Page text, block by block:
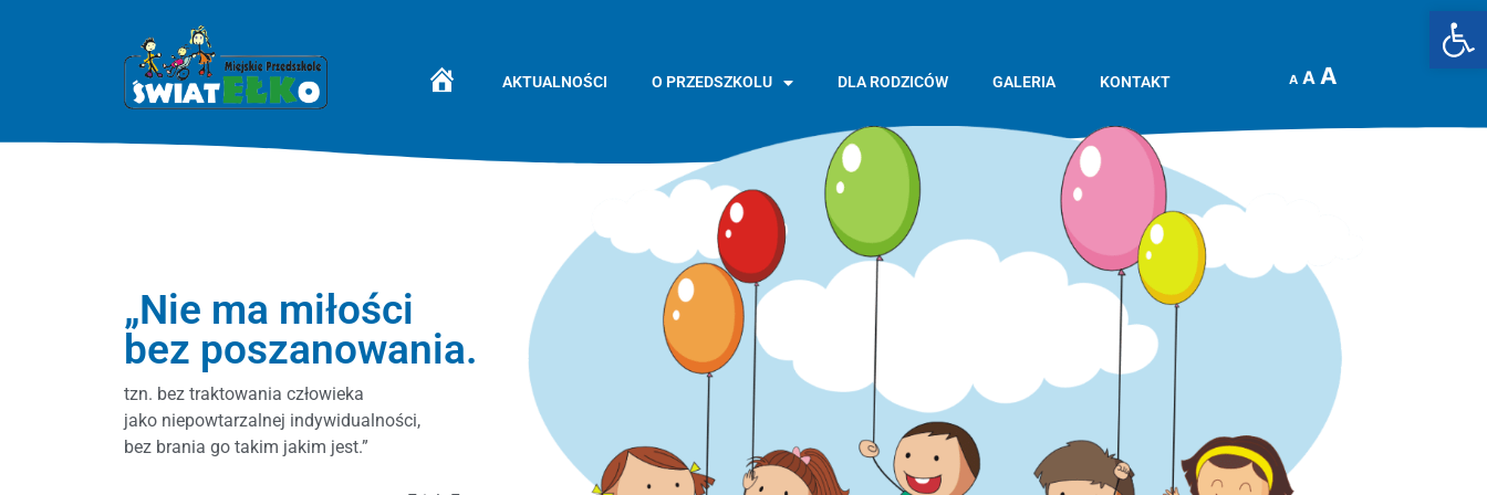
STRONA GŁÓWNA
AKTUALNOŚCI O PRZEDSZKOLU DLA RODZICÓW GALERIA KONTAKT A A A
„Nie ma miłości
bez poszanowania.
tzn. bez traktowania człowieka
jako niepowtarzalnej indywidualności,
bez brania go takim jakim jest.”